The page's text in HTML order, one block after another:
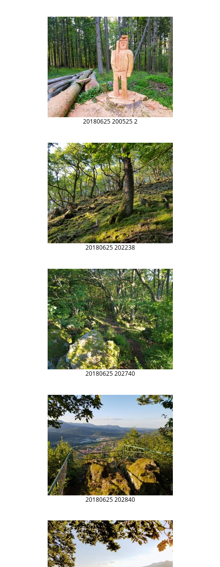
20180625 200525 2
20180625 202238
20180625 202740
20180625 202840